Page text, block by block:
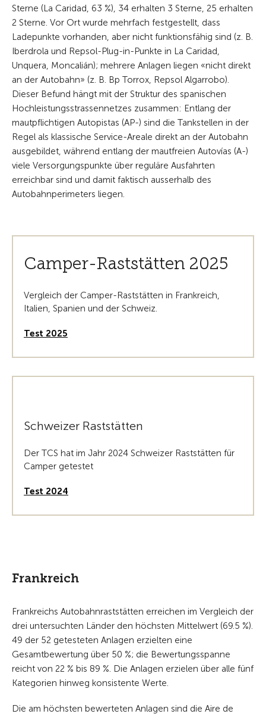
Sterne (La Caridad, 63 %), 34 erhalten 3 Sterne, 25 erhalten
2 Sterne. Vor Ort wurde mehrfach festgestellt, dass
Ladepunkte vorhanden, aber nicht funktionsfähig sind (z. B.
Iberdrola und Repsol-Plug-in-Punkte in La Caridad,
Unquera, Moncalián); mehrere Anlagen liegen «nicht direkt
an der Autobahn» (z. B. Bp Torrox, Repsol Algarrobo).
Dieser Befund hängt mit der Struktur des spanischen
Hochleistungsstrassennetzes zusammen: Entlang der
mautpflichtigen Autopistas (AP-) sind die Tankstellen in der
Regel als klassische Service-Areale direkt an der Autobahn
ausgebildet, während entlang der mautfreien Autovías (A-)
viele Versorgungspunkte über reguläre Ausfahrten
erreichbar sind und damit faktisch ausserhalb des
Autobahnperimeters liegen.
Camper-Raststätten 2025
Vergleich der Camper-Raststätten in Frankreich,
Italien, Spanien und der Schweiz.
Test 2025
Schweizer Raststätten
Der TCS hat im Jahr 2024 Schweizer Raststätten für
Camper getestet
Test 2024
Frankreich
Frankreichs Autobahnraststätten erreichen im Vergleich der
drei untersuchten Länder den höchsten Mittelwert (69.5 %).
49 der 52 getesteten Anlagen erzielten eine
Gesamtbewertung über 50 %; die Bewertungsspanne
reicht von 22 % bis 89 %. Die Anlagen erzielen über alle fünf
Kategorien hinweg konsistente Werte.
Die am höchsten bewerteten Anlagen sind die Aire de